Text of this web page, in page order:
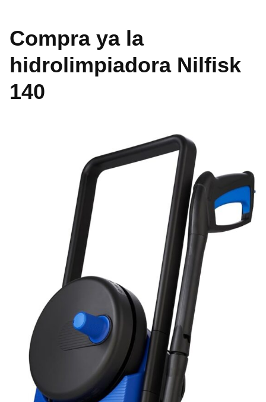
Compra ya la
hidrolimpiadora Nilfisk
140